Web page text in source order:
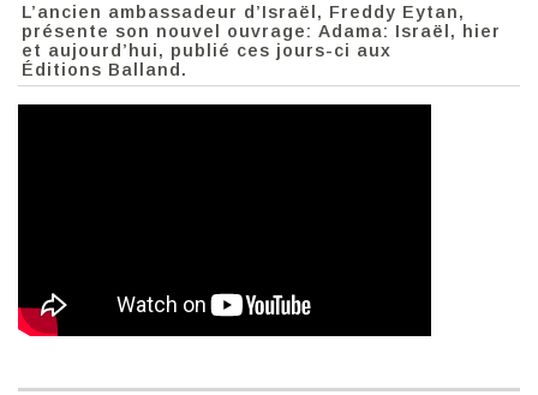
L’ancien ambassadeur d’Israël, Freddy Eytan,
présente son nouvel ouvrage: Adama: Israël, hier
et aujourd’hui, publié ces jours-ci aux
Éditions Balland.